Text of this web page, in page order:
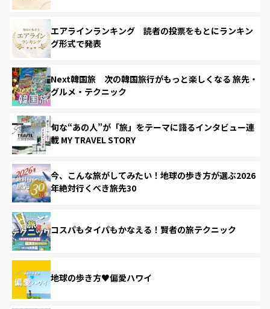
エアラインランキング 読者の投票をもとにランキン
グ形式で発表
Next韓国旅 次の韓国旅行がもっと楽しくなる 旅先・
グルメ・テクニック
旬な“あの人”が「旅」をテーマに語るインタビュー連
載 MY TRAVEL STORY
今、こんな旅がしてみたい！地球の歩き方が選ぶ2026
年絶対行くべき旅先30
コスパもタイパもかなえる！賢者の旅テクニック
地球の歩き方♥偏愛ハワイ